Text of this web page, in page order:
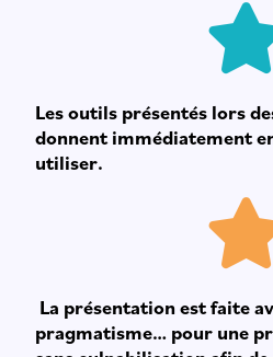
Les outils présentés lors
donnent immédiatement
utiliser.
La présentation est faite
pragmatisme… pour une